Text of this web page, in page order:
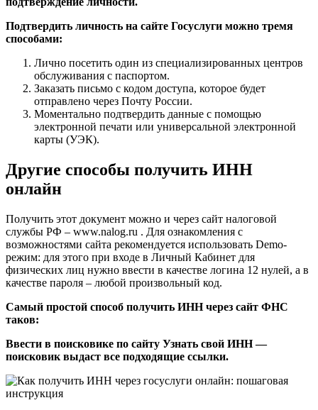
Подтвердить личность на сайте Госуслуги можно тремя
способами:
Лично посетить один из специализированных центров
обслуживания с паспортом.
Заказать письмо с кодом доступа, которое будет
отправлено через Почту России.
Моментально подтвердить данные с помощью
электронной печати или универсальной электронной
карты (УЭК).
Другие способы получить ИНН
онлайн
Получить этот документ можно и через сайт налоговой
службы РФ – www.nalog.ru . Для ознакомления с
возможностями сайта рекомендуется использовать Demo-
режим: для этого при входе в Личный Кабинет для
физических лиц нужно ввести в качестве логина 12 нулей, а в
качестве пароля – любой произвольный код.
Самый простой способ получить ИНН через сайт ФНС
таков:
Ввести в поисковике по сайту Узнать свой ИНН —
поисковик выдаст все подходящие ссылки.